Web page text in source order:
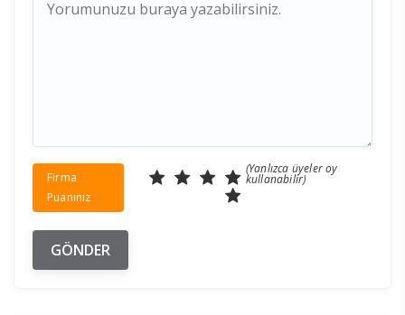
Firma
Puanınız
(Yanlızca üyeler oy
kullanabilir)